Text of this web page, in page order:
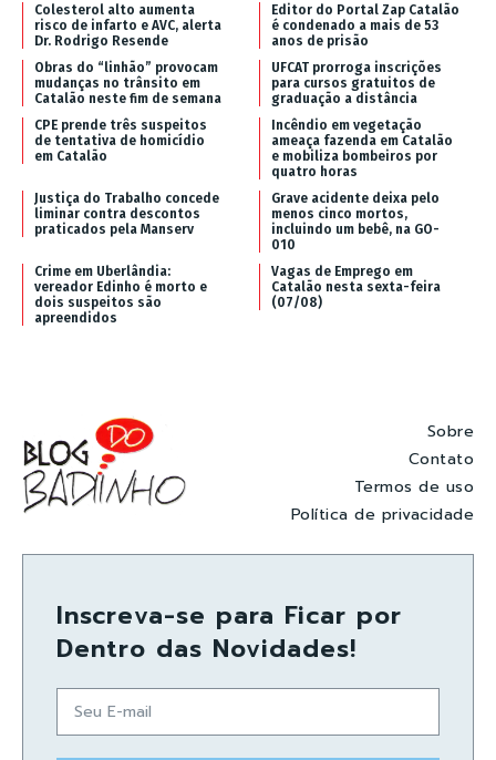
Colesterol alto aumenta
risco de infarto e AVC, alerta
Dr. Rodrigo Resende
Editor do Portal Zap Catalão
é condenado a mais de 53
anos de prisão
Obras do “linhão” provocam
mudanças no trânsito em
Catalão neste fim de semana
UFCAT prorroga inscrições
para cursos gratuitos de
graduação a distância
CPE prende três suspeitos
de tentativa de homicídio
em Catalão
Incêndio em vegetação
ameaça fazenda em Catalão
e mobiliza bombeiros por
quatro horas
Justiça do Trabalho concede
liminar contra descontos
praticados pela Manserv
Grave acidente deixa pelo
menos cinco mortos,
incluindo um bebê, na GO-
010
Crime em Uberlândia:
vereador Edinho é morto e
dois suspeitos são
apreendidos
Vagas de Emprego em
Catalão nesta sexta-feira
(07/08)
Sobre
Contato
Termos de uso
Política de privacidade
Inscreva-se para Ficar por
Dentro das Novidades!